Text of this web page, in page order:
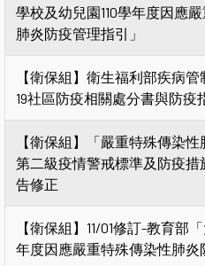
學校及幼兒園110學年度因應
肺炎防疫管理指引」
【衛保組】衛生福利部疾病管
19社區防疫相關處分書與防疫
【衛保組】「嚴重特殊傳染性
第二級疫情警戒標準及防疫措
告修正
【衛保組】11/01修訂-教育部
年度因應嚴重特殊傳染性肺炎